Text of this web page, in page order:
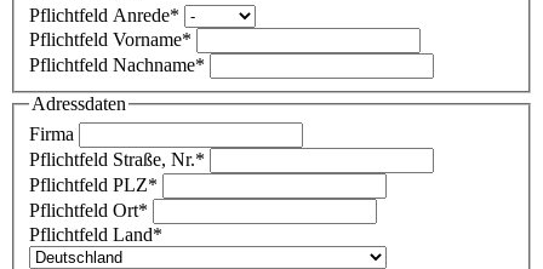
Pflichtfeld Anrede*
Pflichtfeld Vorname*
Pflichtfeld Nachname*
Adressdaten
Firma
Pflichtfeld Straße, Nr.*
Pflichtfeld PLZ*
Pflichtfeld Ort*
Pflichtfeld Land*